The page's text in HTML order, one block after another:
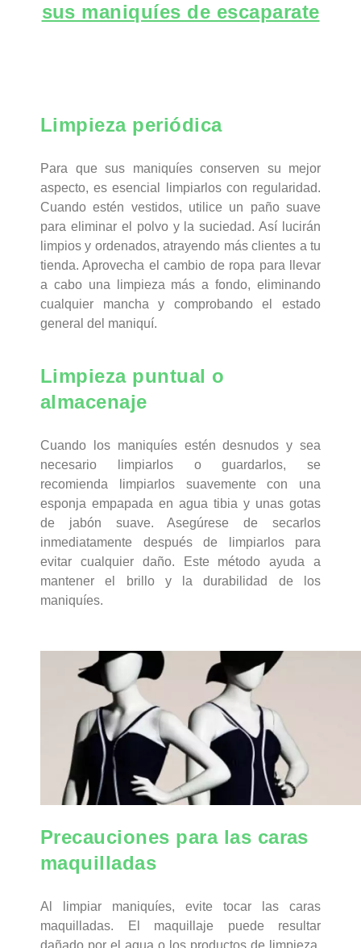
sus maniquíes de escaparate
Limpieza periódica
Para que sus maniquíes conserven su mejor
aspecto, es esencial limpiarlos con regularidad.
Cuando estén vestidos, utilice un paño suave
para eliminar el polvo y la suciedad. Así lucirán
limpios y ordenados, atrayendo más clientes a tu
tienda. Aprovecha el cambio de ropa para llevar
a cabo una limpieza más a fondo, eliminando
cualquier mancha y comprobando el estado
general del maniquí.
Limpieza puntual o
almacenaje
Cuando los maniquíes estén desnudos y sea
necesario limpiarlos o guardarlos, se
recomienda limpiarlos suavemente con una
esponja empapada en agua tibia y unas gotas
de jabón suave. Asegúrese de secarlos
inmediatamente después de limpiarlos para
evitar cualquier daño. Este método ayuda a
mantener el brillo y la durabilidad de los
maniquíes.
Precauciones para las caras
maquilladas
Al limpiar maniquíes, evite tocar las caras
maquilladas. El maquillaje puede resultar
dañado por el agua o los productos de limpieza,